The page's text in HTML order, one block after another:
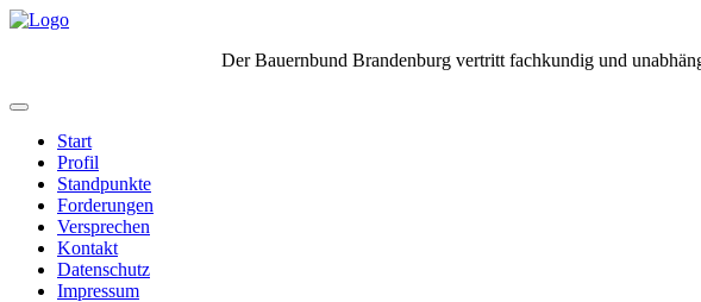
Der Bauernbund Brandenburg vertritt fachkundig und
Start
Profil
Standpunkte
Forderungen
Versprechen
Kontakt
Datenschutz
Impressum